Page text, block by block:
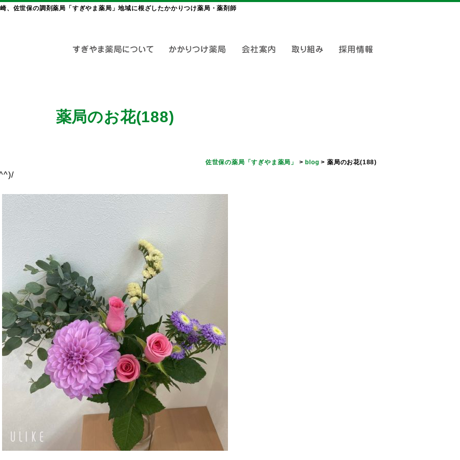
、佐世保の調剤薬局「すぎやま薬局」地域に根ざしたかかりつけ薬局・薬剤師
薬局のお花(188)
佐世保の薬局「すぎやま薬局」 > blog > 薬局のお花(188)